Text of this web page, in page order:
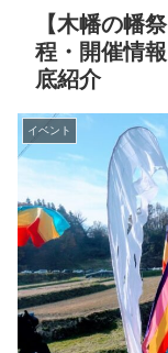
【木幡の幡
程・開催情
底紹介
イベント